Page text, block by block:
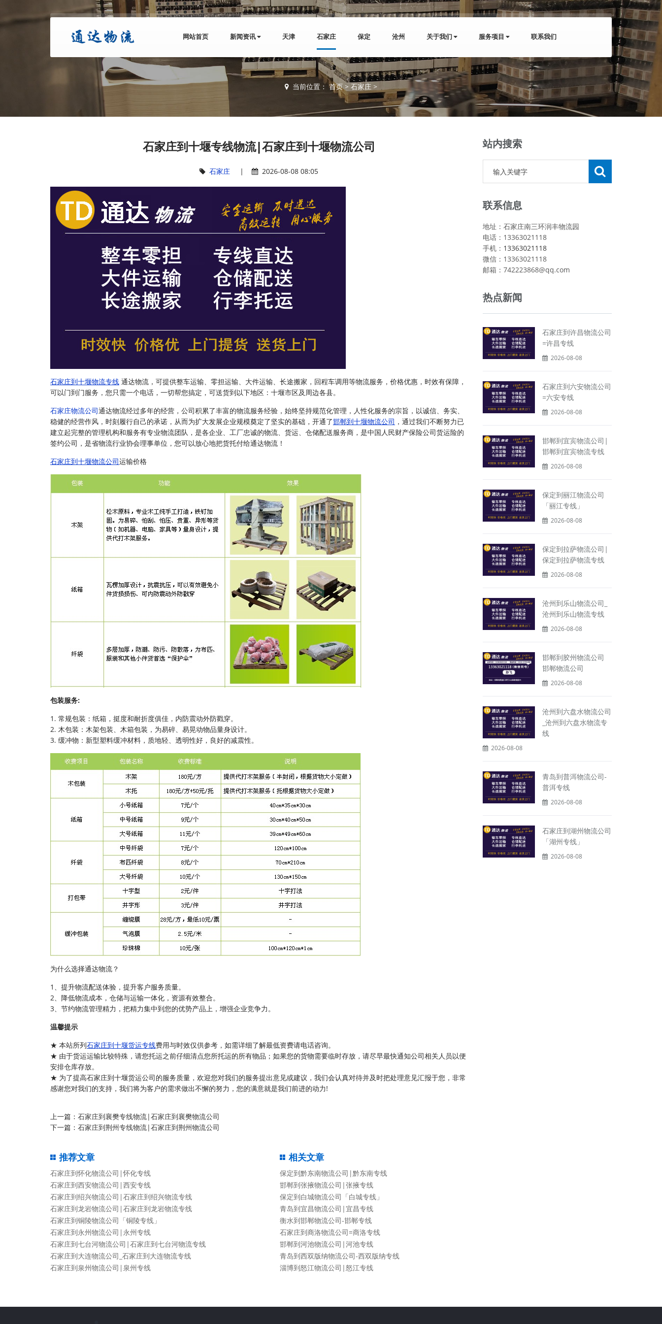
网站首页 新闻资讯 天津 石家庄 保定 沧州 关于我们 服务项目 联系我们
当前位置：首页> 石家庄 >
石家庄到十堰专线物流|石家庄到十堰物流公司
石家庄 | 2026-08-08 08:05
石家庄到十堰物流专线 通达物流，可提供整车运输、零担运输、大件运输、长途搬家，回程车调用等物流服务，价格优惠，时效有保障，
可以门到门服务，您只需一个电话，一切帮您搞定，可送货到以下地区：十堰市区及周边各县。
石家庄物流公司通达物流经过多年的经营，公司积累了丰富的物流服务经验，始终坚持规范化管理，人性化服务的宗旨，以诚信、务实、
稳健的经营作风，时刻履行自己的承诺，从而为扩大发展企业规模奠定了坚实的基础，开通了邯郸到十堰物流公司 ，通过我们不断努力已
建立起完整的管理机构和服务有专业物流团队，是各企业、工厂忠诚的物流、货运、仓储配送服务商，是中国人民财产保险公司货运险的
签约公司，是省物流行业协会理事单位，您可以放心地把货托付给通达物流！
石家庄到十堰物流公司运输价格
包装服务:
1. 常规包装：纸箱，挺度和耐折度俱佳，内防震动外防戳穿。
2. 木包装：木架包装、木箱包装，为易碎、易晃动物品量身设计。
3. 缓冲物：新型塑料缓冲材料，质地轻、透明性好，良好的减震性。
为什么选择通达物流？
1、提升物流配送体验，提升客户服务质量。
2、降低物流成本，仓储与运输一体化，资源有效整合。
3、节约物流管理精力，把精力集中到您的优势产品上，增强企业竞争力。
温馨提示
★ 本站所列石家庄到十堰货运专线费用与时效仅供参考，如需详细了解最低资费请电话咨询。
★ 由于货运运输比较特殊，请您托运之前仔细清点您所托运的所有物品；如果您的货物需要临时存放，请尽早最快通知公司相关人员以便
安排仓库存放。
★ 为了提高石家庄到十堰货运公司的服务质量，欢迎您对我们的服务提出意见或建议，我们会认真对待并及时把处理意见汇报于您，非常
感谢您对我们的支持，我们将为客户的需求做出不懈的努力，您的满意就是我们前进的动力!
上一篇： 石家庄到襄樊专线物流|石家庄到襄樊物流公司
下一篇： 石家庄到荆州专线物流|石家庄到荆州物流公司
推荐文章
石家庄到怀化物流公司|怀化专线
石家庄到西安物流公司|西安专线
石家庄到绍兴物流公司|石家庄到绍兴物流专线
石家庄到龙岩物流公司|石家庄到龙岩物流专线
石家庄到铜陵物流公司「铜陵专线」
石家庄到永州物流公司|永州专线
石家庄到七台河物流公司|石家庄到七台河物流专线
石家庄到大连物流公司_石家庄到大连物流专线
石家庄到泉州物流公司|泉州专线
相关文章
保定到黔东南物流公司|黔东南专线
邯郸到张掖物流公司|张掖专线
保定到白城物流公司「白城专线」
青岛到宜昌物流公司|宜昌专线
衡水到邯郸物流公司-邯郸专线
石家庄到商洛物流公司=商洛专线
邯郸到河池物流公司|河池专线
青岛到西双版纳物流公司-西双版纳专线
淄博到怒江物流公司|怒江专线
站内搜索
联系信息
地址：石家庄南三环润丰物流园
电话：13363021118
手机： 13363021118
微信：13363021118
邮箱：742223868@qq.com
热点新闻
石家庄到许昌物流公司
=许昌专线
2026-08-08
石家庄到六安物流公司
=六安专线
2026-08-08
邯郸到宜宾物流公司|
邯郸到宜宾物流专线
2026-08-08
保定到丽江物流公司
「丽江专线」
2026-08-08
保定到拉萨物流公司|
保定到拉萨物流专线
2026-08-08
沧州到乐山物流公司_
沧州到乐山物流专线
2026-08-08
邯郸到胶州物流公司
邯郸物流公司
2026-08-08
沧州到六盘水物流公司
_沧州到六盘水物流专
线
2026-08-08
青岛到普洱物流公司-
普洱专线
2026-08-08
石家庄到湖州物流公司
「湖州专线」
2026-08-08